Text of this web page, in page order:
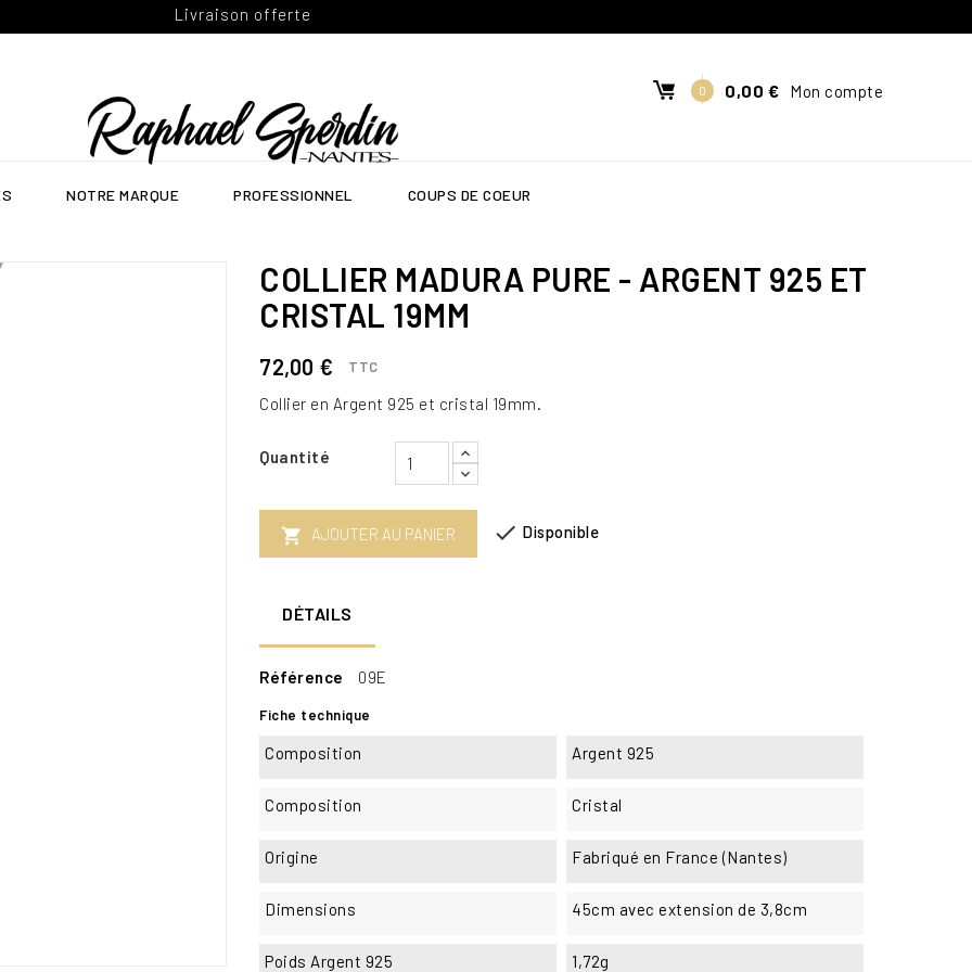
Mon compte
0 0,00 €
Livraison offerte
NOTRE MARQUE PROFESSIONNEL COUPS DE COEUR
COLLIER MADURA PURE - ARGENT 925 ET
CRISTAL 19MM
72,00 € TTC
Collier en Argent 925 et cristal 19mm.
Quantité
 AJOUTER AU PANIER  Disponible
DÉTAILS
Référence 09E
Fiche technique
Composition Argent 925
Composition Cristal
Origine Fabriqué en France (Nantes)
Dimensions 45cm avec extension de 3,8cm
Poids Argent 925 1,72g